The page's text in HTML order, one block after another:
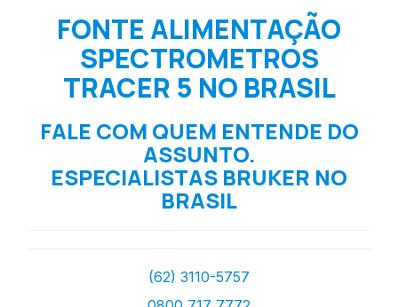
FONTE ALIMENTAÇÃO
SPECTROMETROS
TRACER 5 NO BRASIL
FALE COM QUEM ENTENDE DO
ASSUNTO.
ESPECIALISTAS BRUKER NO
BRASIL
(62) 3110-5757